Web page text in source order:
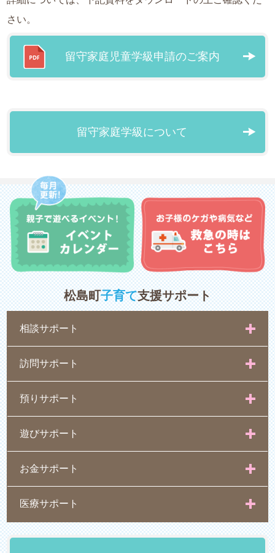
さい。
留守家庭児童学級申請のご案内
留守家庭学級について
松島町子育て支援サポート
相談サポート
訪問サポート
預りサポート
遊びサポート
お金サポート
医療サポート